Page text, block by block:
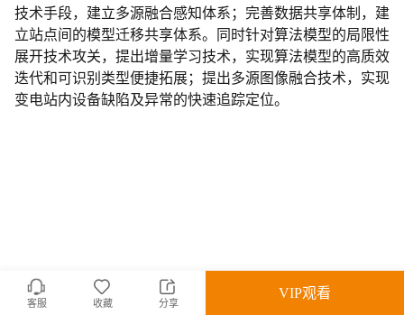
技术手段，建立多源融合感知体系；完善数据共享体制，建
立站点间的模型迁移共享体系。同时针对算法模型的局限性
展开技术攻关，提出增量学习技术，实现算法模型的高质效
迭代和可识别类型便捷拓展；提出多源图像融合技术，实现
变电站内设备缺陷及异常的快速追踪定位。
客服 收藏 分享
VIP观看